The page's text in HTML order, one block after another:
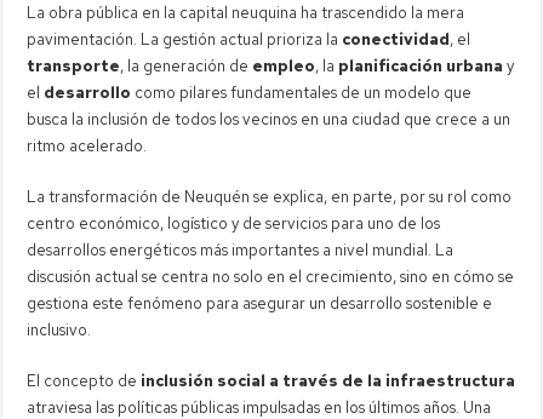
La obra pública en la capital neuquina ha trascendido la mera
pavimentación. La gestión actual prioriza la conectividad, el
transporte, la generación de empleo, la planificación urbana y
el desarrollo como pilares fundamentales de un modelo que
busca la inclusión de todos los vecinos en una ciudad que crece a un
ritmo acelerado.
La transformación de Neuquén se explica, en parte, por su rol como
centro económico, logístico y de servicios para uno de los
desarrollos energéticos más importantes a nivel mundial. La
discusión actual se centra no solo en el crecimiento, sino en cómo se
gestiona este fenómeno para asegurar un desarrollo sostenible e
inclusivo.
El concepto de inclusión social a través de la infraestructura
atraviesa las políticas públicas impulsadas en los últimos años. Una